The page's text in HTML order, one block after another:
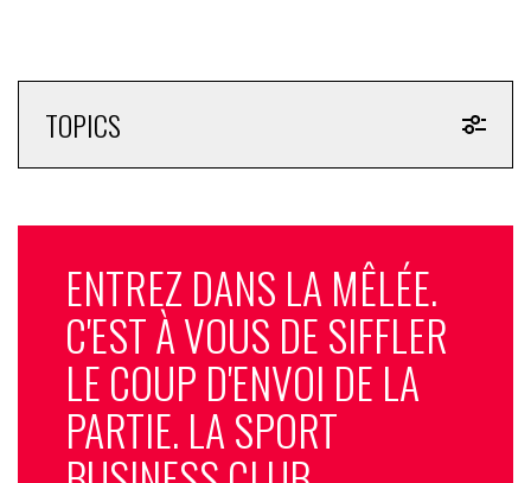
TOPICS
ENTREZ DANS LA MÊLÉE.
C'EST À VOUS DE SIFFLER
LE COUP D'ENVOI DE LA
PARTIE. LA SPORT